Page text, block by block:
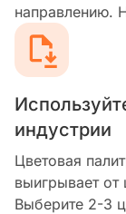
направлению.
индустрии
Цветовая
выигрывает от
Выберите 2-3